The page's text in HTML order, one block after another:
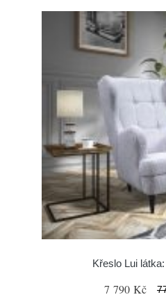
Křeslo Lui
7 790 Kč